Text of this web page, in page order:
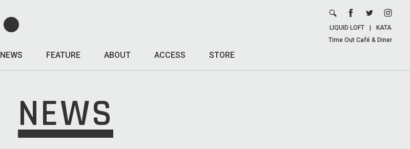
NEWS FEATURE ABOUT ACCESS STORE
LIQUID LOFT
KATA
Time Out Café & Diner
NEWS